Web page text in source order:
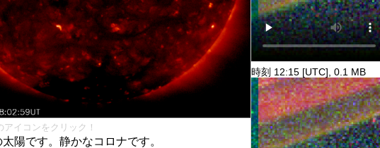
イコンをクリック！
陽です。静かなコロナです。
時刻 12:15 [UTC], 0.1 MB